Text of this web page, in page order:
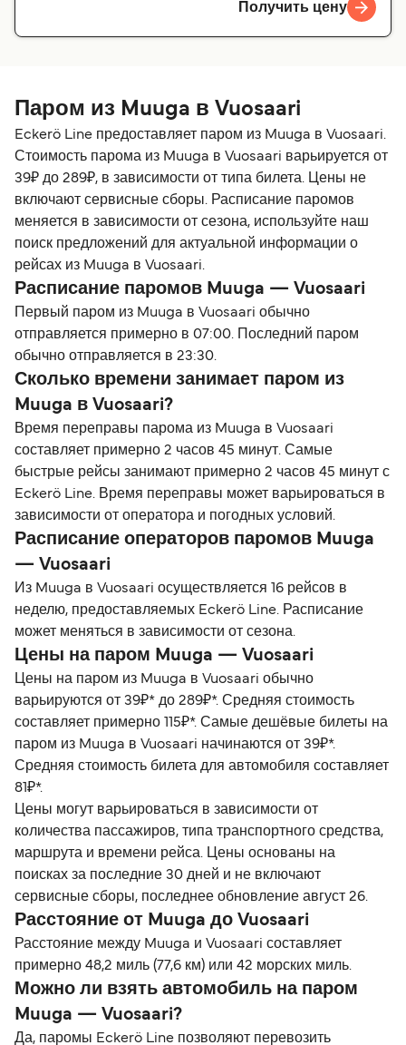
Получить цену
Паром из Muuga в Vuosaari
Eckerö Line предоставляет паром из Muuga в Vuosaari.
Стоимость парома из Muuga в Vuosaari варьируется от
39₽ до 289₽, в зависимости от типа билета. Цены не
включают сервисные сборы. Расписание паромов
меняется в зависимости от сезона, используйте наш
поиск предложений для актуальной информации о
рейсах из Muuga в Vuosaari.
Расписание паромов Muuga — Vuosaari
Первый паром из Muuga в Vuosaari обычно
отправляется примерно в 07:00. Последний паром
обычно отправляется в 23:30.
Сколько времени занимает паром из
Muuga в Vuosaari?
Время переправы парома из Muuga в Vuosaari
составляет примерно 2 часов 45 минут. Самые
быстрые рейсы занимают примерно 2 часов 45 минут с
Eckerö Line. Время переправы может варьироваться в
зависимости от оператора и погодных условий.
Расписание операторов паромов Muuga
— Vuosaari
Из Muuga в Vuosaari осуществляется 16 рейсов в
неделю, предоставляемых Eckerö Line. Расписание
может меняться в зависимости от сезона.
Цены на паром Muuga — Vuosaari
Цены на паром из Muuga в Vuosaari обычно
варьируются от 39₽* до 289₽*. Средняя стоимость
составляет примерно 115₽*. Самые дешёвые билеты на
паром из Muuga в Vuosaari начинаются от 39₽*.
Средняя стоимость билета для автомобиля составляет
81₽*.
Цены могут варьироваться в зависимости от
количества пассажиров, типа транспортного средства,
маршрута и времени рейса. Цены основаны на
поисках за последние 30 дней и не включают
сервисные сборы, последнее обновление август 26.
Расстояние от Muuga до Vuosaari
Расстояние между Muuga и Vuosaari составляет
примерно 48,2 миль (77,6 км) или 42 морских миль.
Можно ли взять автомобиль на паром
Muuga — Vuosaari?
Да, паромы Eckerö Line позволяют перевозить